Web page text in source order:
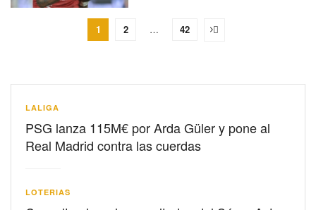
1 2 … 42
LALIGA
PSG lanza 115M€ por Arda Güler y pone al
Real Madrid contra las cuerdas
LOTERIAS